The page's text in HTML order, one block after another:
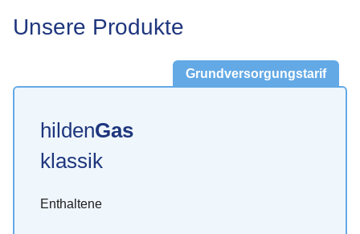
Unsere Produkte
hildenGas
klassik
Grundversorgungstarif
Enthaltene